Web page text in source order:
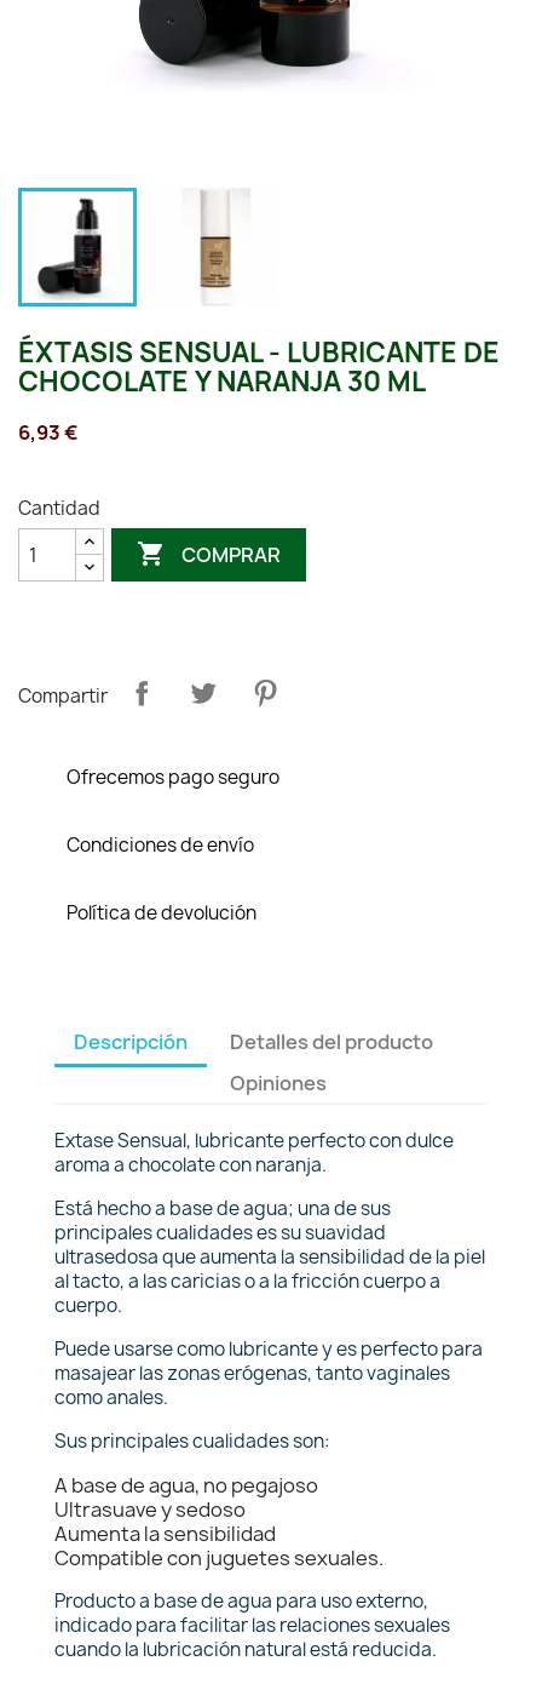
ÉXTASIS SENSUAL - LUBRICANTE DE
CHOCOLATE Y NARANJA 30 ML
6,93 €
Cantidad
 COMPRAR
Compartir
Ofrecemos pago seguro
Condiciones de envío
Política de devolución
Descripción
Detalles del producto
Opiniones
Extase Sensual, lubricante perfecto con dulce
aroma a chocolate con naranja.
Está hecho a base de agua; una de sus
principales cualidades es su suavidad
ultrasedosa que aumenta la sensibilidad de la piel
al tacto, a las caricias o a la fricción cuerpo a
cuerpo.
Puede usarse como lubricante y es perfecto para
masajear las zonas erógenas, tanto vaginales
como anales.
Sus principales cualidades son:
A base de agua, no pegajoso
Ultrasuave y sedoso
Aumenta la sensibilidad
Compatible con juguetes sexuales.
Producto a base de agua para uso externo,
indicado para facilitar las relaciones sexuales
cuando la lubricación natural está reducida.